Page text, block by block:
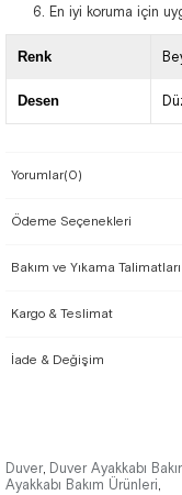
En iyi koruma için
Renk
Desen
Yorumlar(0)
Ödeme Seçenekleri
Bakım ve Yıkama Talimatları
Kargo & Teslimat
İade & Değişim
Duver, Duver Ayakkabı
Ayakkabı Bakım Ürünleri,